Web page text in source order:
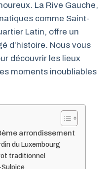
La Rive Gauche,
comme Saint-
Latin, offre un
d’histoire. Nous vous
découvrir les lieux
moments inoubliables
arrondissement
du Luxembourg
traditionnel
Sulpice